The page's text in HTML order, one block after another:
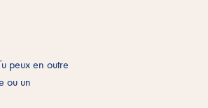
peux en outre
ou un